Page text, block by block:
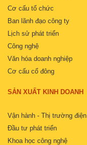
Cơ cấu tổ chức
Ban lãnh đạo công ty
Lịch sử phát triển
Công nghệ
Văn hóa doanh nghiệp
Cơ cấu cổ đông
SẢN XUẤT KINH DOANH
Vận hành - Thị trường điện
Đầu tư phát triển
Khoa học công nghệ